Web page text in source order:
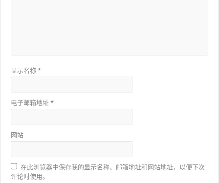
显示名称*
电子邮箱地址*
网站
在此浏览器中保存我的显示名称、邮箱地址和网站地址，以便下次
评论时使用。